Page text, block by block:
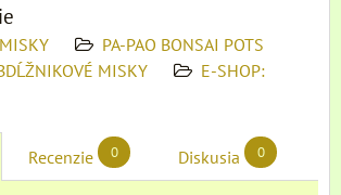
PA-PAO BONSAI POTS
MISKY
E-SHOP:
Recenzie 0 Diskusia 0